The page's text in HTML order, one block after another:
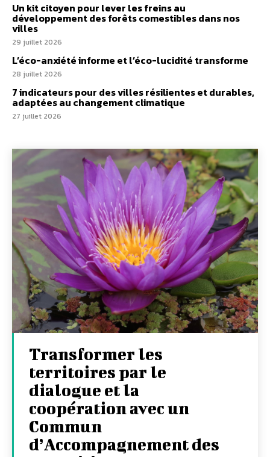
Un kit citoyen pour lever les freins au
développement des forêts comestibles dans nos
villes
29 juillet 2026
L’éco-anxiété informe et l’éco-lucidité transforme
28 juillet 2026
7 indicateurs pour des villes résilientes et durables,
adaptées au changement climatique
27 juillet 2026
Transformer les
territoires par le
dialogue et la
coopération avec un
Commun
d’Accompagnement des